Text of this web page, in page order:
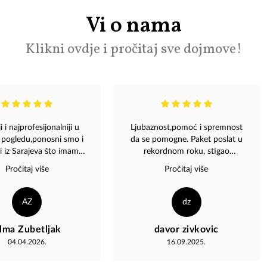
Vi o nama
Klikni ovdje i pročitaj sve dojmove!
i najprofesijonalniji u
smo i
iz Sarajeva što imamo
Magazu a i našeg
Dinu Merlina.
Pročitaj više
AZ
Zubetljak
04.04.2026.
Ljubaznost,pomoć i spremnost
da se pomogne. Paket poslat u
rekordnom roku, stigao
profesionalno upakovan ! Svaka
preporuka za Magazu!
Pročitaj više
dz
davor zivkovic
16.09.2025.